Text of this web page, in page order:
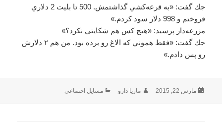
ﺟﻚ ﮔﻔﺖ: «به ﻗﺮﻋﻪﮐﺸﻲ ﮔﺬﺍﺷﺘﻤﺶ. 500 ﺗﺎ ﺑﻠﻴﺖ 2 ﺩﻻﺭﻱ
ﻓﺮﻭﺧﺘﻢ ﻭ 998 ﺩﻻﺭ ﺳﻮﺩ ﮐﺮﺩﻡ.»
ﻣﺰﺭﻋﻪﺩﺍﺭ ﭘﺮﺳﻴﺪ: «ﻫﻴﭻ ﮐﺲ ﻫﻢ ﺷﮑﺎﻳﺘﻲ ﻧﮑﺮﺩ؟»
ﺟﻚ ﮔﻔﺖ: «ﻓﻘﻂ ﻫﻤﻮﻧﻲ ﮐﻪ ﺍﻻﻍ ﺭﻭ ﺑﺮﺩﻩ ﺑﻮﺩ. ﻣﻦ ﻫﻢ ۲ ﺩﻻﺭﺵ
ﺭﻭ ﭘﺲ ﺩﺍﺩﻡ.»
ارسال
مارس 22, 2015 نویسنده
ماریا دارو دسته‌ها
مسایل اجتماعی